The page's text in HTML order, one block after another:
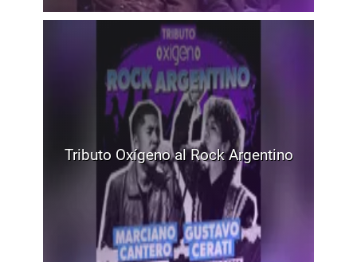
Tributo Oxígeno al Rock Argentino